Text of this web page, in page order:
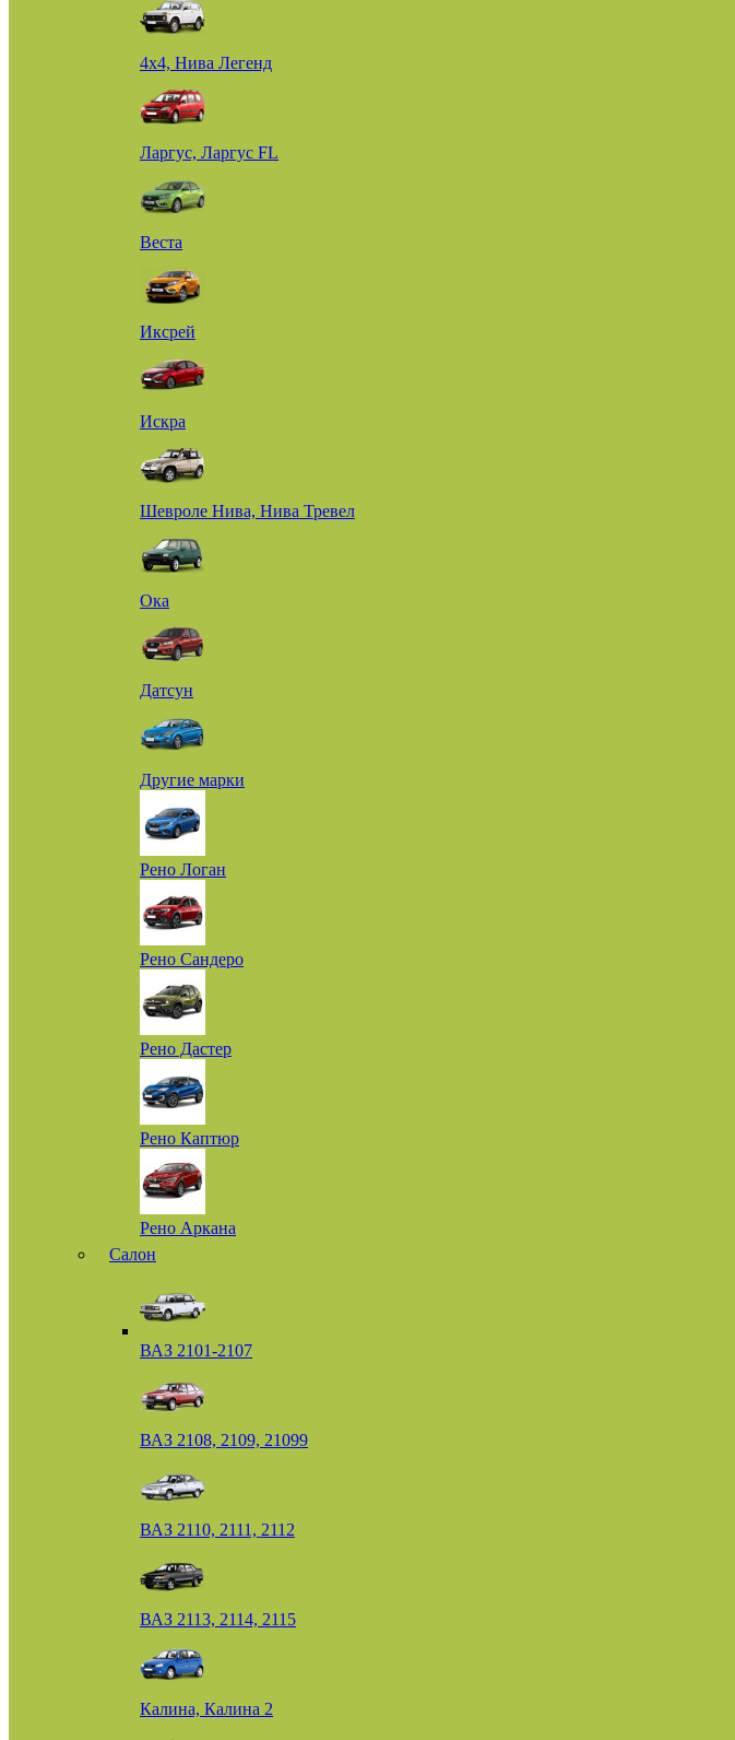
4х4, Нива Легенд
Ларгус, Ларгус FL
Веста
Иксрей
Искра
Шевроле Нива, Нива Тревел
Ока
Датсун
Другие марки
Рено Логан
Рено Сандеро
Рено Дастер
Рено Каптюр
Рено Аркана
Салон
ВАЗ 2101-2107
ВАЗ 2108, 2109, 21099
ВАЗ 2110, 2111, 2112
ВАЗ 2113, 2114, 2115
Калина, Калина 2